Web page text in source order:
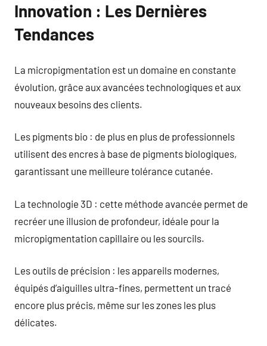
Innovation : Les Dernières
Tendances
La micropigmentation est un domaine en constante
évolution, grâce aux avancées technologiques et aux
nouveaux besoins des clients.
Les pigments bio : de plus en plus de professionnels
utilisent des encres à base de pigments biologiques,
garantissant une meilleure tolérance cutanée.
La technologie 3D : cette méthode avancée permet de
recréer une illusion de profondeur, idéale pour la
micropigmentation capillaire ou les sourcils.
Les outils de précision : les appareils modernes,
équipés d’aiguilles ultra-fines, permettent un tracé
encore plus précis, même sur les zones les plus
délicates.